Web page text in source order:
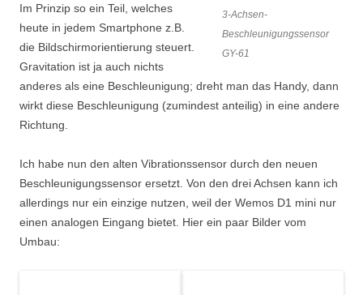
3-Achsen-
Beschleunigungssensor
GY-61
Im Prinzip so ein Teil, welches
heute in jedem Smartphone z.B.
die Bildschirmorientierung steuert.
Gravitation ist ja auch nichts
anderes als eine Beschleunigung; dreht man das Handy, dann
wirkt diese Beschleunigung (zumindest anteilig) in eine andere
Richtung.
Ich habe nun den alten Vibrationssensor durch den neuen
Beschleunigungssensor ersetzt. Von den drei Achsen kann ich
allerdings nur ein einzige nutzen, weil der Wemos D1 mini nur
einen analogen Eingang bietet. Hier ein paar Bilder vom
Umbau: